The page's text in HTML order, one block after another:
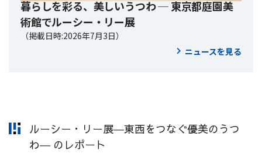
暮らしを彩る、美しいうつわ ─ 東京都庭園美
術館でルーシー・リー展
（掲載日時:2026年7月3日）
ニュースを見る
ルーシー・リー展―東西をつなぐ優美のうつ
わ― のレポート